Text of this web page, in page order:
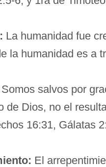
La humanidad fue
la humanidad es a
Somos salvos por
de Dios, no el
16:31, Gálatas
El